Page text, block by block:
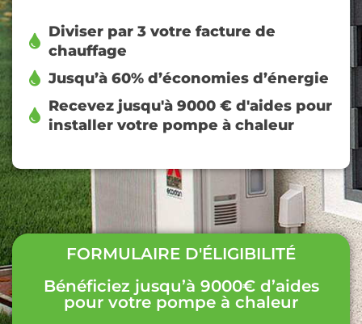
Diviser par 3 votre facture de
chauffage
Jusqu’à 60% d’économies d’énergie
Recevez jusqu'à 9000 € d'aides pour
installer votre pompe à chaleur
FORMULAIRE D'ÉLIGIBILITÉ
Bénéficiez jusqu’à 9000€ d’aides
pour votre pompe à chaleur